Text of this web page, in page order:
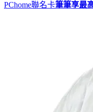
PChome聯名卡筆筆享最